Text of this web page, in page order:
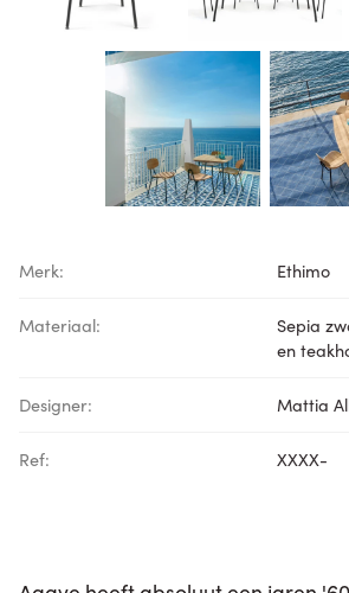
Merk: Ethimo
Materiaal:
Sepia
en
Designer: Mattia
Ref: XXXX-